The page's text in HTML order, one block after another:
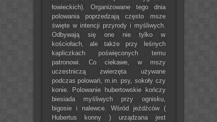
łowieckich). Organizowane tego dnia
polowania poprzedzają często msze
święte w intencji przyrody i myśliwych.
Odbywają się one nie tylko w
kościołach, ale także przy leśnych
kapliczkach poświęconych temu
patronowi. Co ciekawe, w mszy
uczestniczą zwierzęta używane
podczas polowań, m.in. psy, sokoły czy
konie. Polowanie hubertowskie kończy
biesiada myśliwych przy ognisku,
bigosie i nalewce. Wśród jeźdźców (
Hubertus konny ) urządzana jest